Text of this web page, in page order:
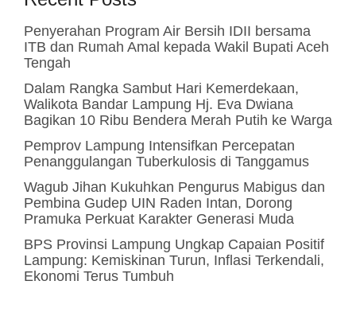
Penyerahan Program Air Bersih IDII bersama
ITB dan Rumah Amal kepada Wakil Bupati Aceh
Tengah
Dalam Rangka Sambut Hari Kemerdekaan,
Walikota Bandar Lampung Hj. Eva Dwiana
Bagikan 10 Ribu Bendera Merah Putih ke Warga
Pemprov Lampung Intensifkan Percepatan
Penanggulangan Tuberkulosis di Tanggamus
Wagub Jihan Kukuhkan Pengurus Mabigus dan
Pembina Gudep UIN Raden Intan, Dorong
Pramuka Perkuat Karakter Generasi Muda
BPS Provinsi Lampung Ungkap Capaian Positif
Lampung: Kemiskinan Turun, Inflasi Terkendali,
Ekonomi Terus Tumbuh